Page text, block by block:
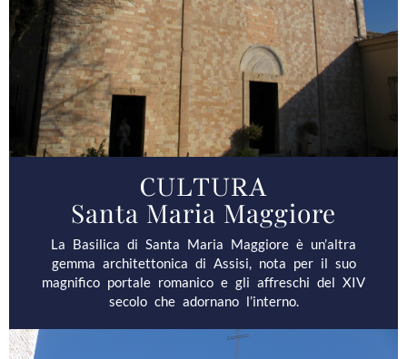
CULTURA
Santa Maria Maggiore
La Basilica di Santa Maria Maggiore è un’altra
gemma architettonica di Assisi, nota per il suo
magnifico portale romanico e gli affreschi del XIV
secolo che adornano l’interno.